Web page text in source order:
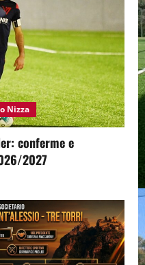
Nizza
conferme e
2027